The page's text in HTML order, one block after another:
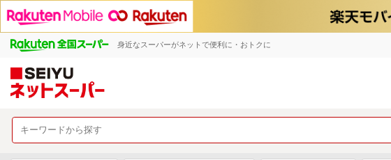
身近なスーパーがネットで便利に・おトクに